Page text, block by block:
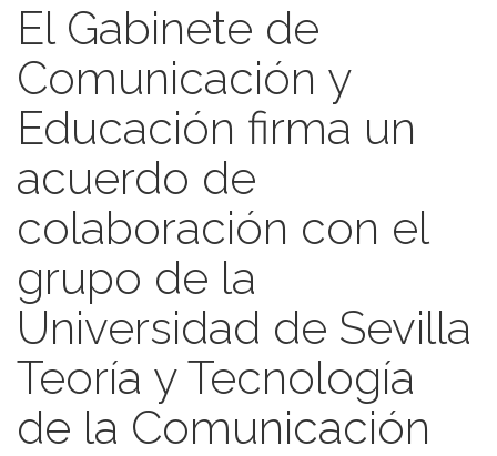
El Gabinete de
Comunicación y
Educación firma un
acuerdo de
colaboración con el
grupo de la
Universidad de Sevilla
Teoría y Tecnología
de la Comunicación